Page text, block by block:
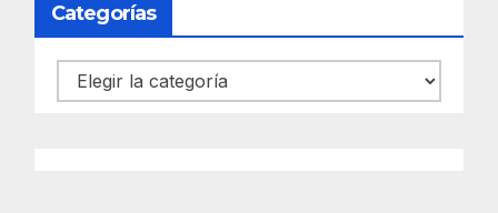
Categorías
Categorías